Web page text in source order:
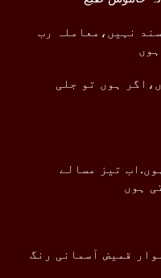
پسند نہیں،معاملہ رب
ہوں،اگر ہوں تو جلی
ہوں.اب تیز مسالے
ہوں
اب شلوار قمیض آسمانی رنگ